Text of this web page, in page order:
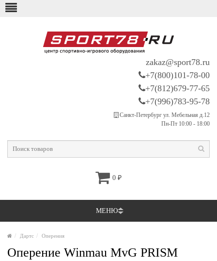
zakaz@sport78.ru
+7(800)101-78-00
+7(812)679-77-65
+7(996)783-95-78
Санкт-Петербург ул. Мебельная д.12
Пн-Пт 10:00 - 18:00
0 ₽
МЕНЮ
Дартс Оперения
Оперение Winmau MvG PRISM